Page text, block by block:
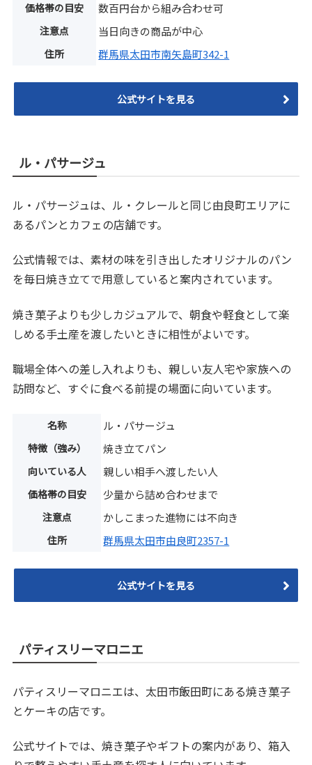
価格帯の目安 数百円台から組み合わせ可
注意点 当日向きの商品が中心
住所 群馬県太田市南矢島町342-1
公式サイトを見る
ル・パサージュ
ル・パサージュは、ル・クレールと同じ由良町エリアに
あるパンとカフェの店舗です。
公式情報では、素材の味を引き出したオリジナルのパン
を毎日焼き立てで用意していると案内されています。
焼き菓子よりも少しカジュアルで、朝食や軽食として楽
しめる手土産を渡したいときに相性がよいです。
職場全体への差し入れよりも、親しい友人宅や家族への
訪問など、すぐに食べる前提の場面に向いています。
名称 ル・パサージュ
特徴（強み） 焼き立てパン
向いている人 親しい相手へ渡したい人
価格帯の目安 少量から詰め合わせまで
注意点 かしこまった進物には不向き
住所 群馬県太田市由良町2357-1
公式サイトを見る
パティスリーマロニエ
パティスリーマロニエは、太田市飯田町にある焼き菓子
とケーキの店です。
公式サイトでは、焼き菓子やギフトの案内があり、箱入